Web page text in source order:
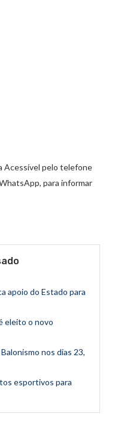
Acessível pelo telefone
para informar
apoio do Estado para
eleito o novo
nos dias 23,
esportivos para